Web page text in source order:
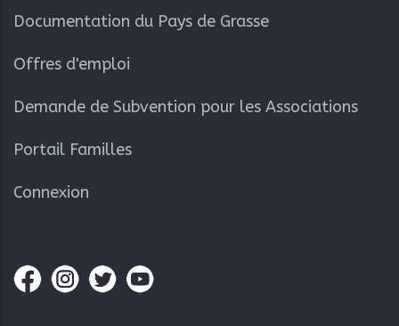
Documentation du Pays de Grasse
Offres d'emploi
Demande de Subvention pour les Associations
Portail Familles
Connexion